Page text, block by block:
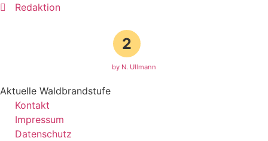
Redaktion
2
by N. Ullmann
Aktuelle Waldbrandstufe
Kontakt
Impressum
Datenschutz